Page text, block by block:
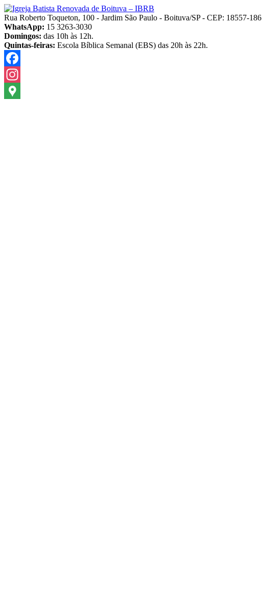
Pular
para
o
conteúdo
Rua Roberto Toqueton, 100 - Jardim São Paulo - Boituva/SP - CEP: 18557-186
WhatsApp: 15 3263-3030
Domingos: das 10h às 12h.
Quintas-feiras: Escola Bíblica Semanal (EBS) das 20h às 22h.
Facebook
Instagram